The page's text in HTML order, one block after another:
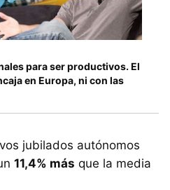
para ser productivos. El
en Europa, ni con las
jubilados autónomos
11,4% más que la media